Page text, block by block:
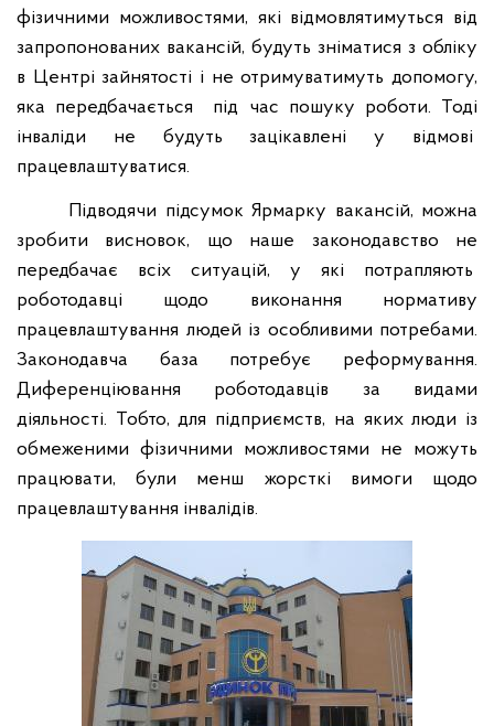
фізичними можливостями, які відмовлятимуться від
запропонованих вакансій, будуть зніматися з обліку
в Центрі зайнятості і не отримуватимуть допомогу,
яка передбачається
під час пошуку роботи. Тоді
інваліди не будуть зацікавлені у відмові
працевлаштуватися.
Підводячи підсумок Ярмарку вакансій, можна
зробити висновок, що наше законодавство не
передбачає всіх ситуацій, у які потрапляють
роботодавці щодо виконання нормативу
працевлаштування людей із особливими потребами.
Законодавча база потребує реформування.
Диференціювання роботодавців за видами
діяльності. Тобто, для підприємств, на яких люди із
обмеженими фізичними можливостями не можуть
працювати, були менш жорсткі вимоги щодо
працевлаштування інвалідів.